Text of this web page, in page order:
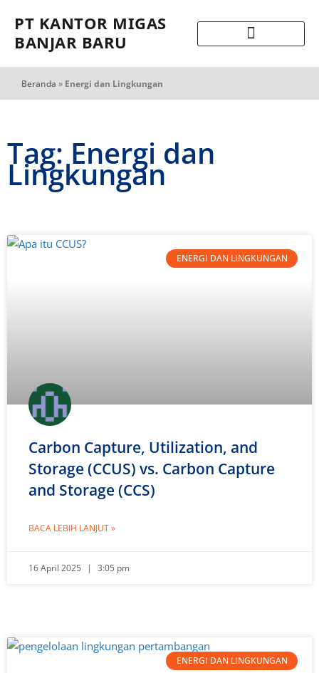
PT KANTOR MIGAS
BANJAR BARU
Beranda » Energi dan Lingkungan
Tag: Energi dan
Lingkungan
ENERGI DAN LINGKUNGAN
Carbon Capture, Utilization, and
Storage (CCUS) vs. Carbon Capture
and Storage (CCS)
BACA LEBIH LANJUT »
16 April 2025 3:05 pm
ENERGI DAN LINGKUNGAN